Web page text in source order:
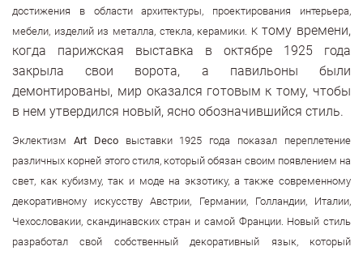
достижения в области архитектуры, проектирования интерьера,
мебели, изделий из металла, стекла, керамики. Ктому времени,
когда парижская выставка в октябре 1925 года
закрыла свои ворота, а павильоны были
демонтированы, мир оказался готовым к тому, чтобы
в нем утвердился новый, ясно обозначившийся стиль.
Эклектизм Art Decoвыставки 1925 года показал переплетение
различных корней этого стиля, который обязан своим появлением на
свет, как кубизму, так и моде на экзотику, а также современному
декоративному искусству Австрии, Германии, Голландии, Италии,
Чехословакии, скандинавских стран и самой Франции. Новый стиль
разработал свой собственный декоративный язык, который